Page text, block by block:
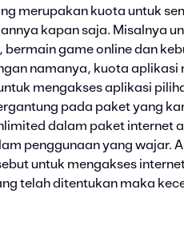
merupakan kuota untuk
kapan saja. Misalnya
game online dan
namanya, kuota aplikasi
mengakses aplikasi
pada paket yang
dalam paket internet
penggunaan yang wajar.
untuk mengakses
telah ditentukan maka